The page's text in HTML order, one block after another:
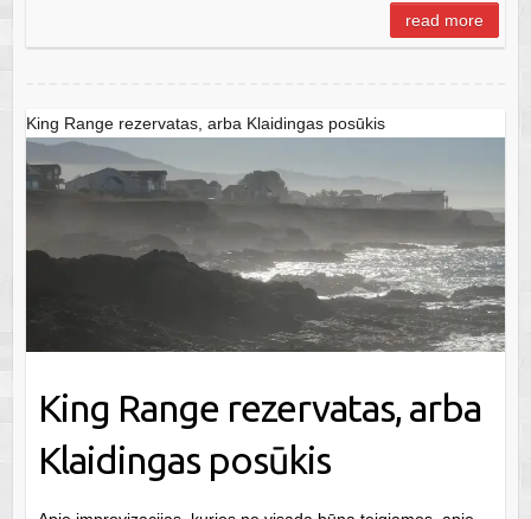
read more
King Range rezervatas, arba Klaidingas posūkis
King Range rezervatas, arba
Klaidingas posūkis